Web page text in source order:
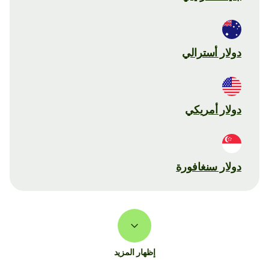
دولار أسترالي
دولار أمريكي
دولار سنغافورة
إظهار المزيد